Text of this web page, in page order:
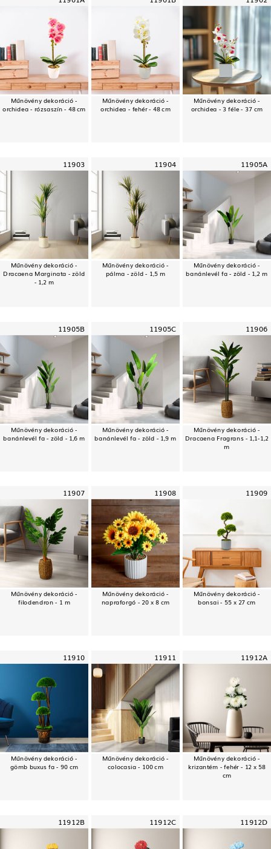
Műnövény dekoráció -
orchidea - rózsaszín - 48 cm
Műnövény dekoráció -
orchidea - fehér - 48 cm
Műnövény dekoráció -
orchidea - 3 féle - 37 cm
11903
Műnövény dekoráció -
Dracaena Marginata - zöld
- 1,2 m
11904
Műnövény dekoráció -
pálma - zöld - 1,5 m
11905A
Műnövény dekoráció -
banánlevél fa - zöld - 1,2 m
11905B
Műnövény dekoráció -
banánlevél fa - zöld - 1,6 m
11905C
Műnövény dekoráció -
banánlevél fa - zöld - 1,9 m
11906
Műnövény dekoráció -
Dracaena Fragrans - 1,1-1,2
m
11907
Műnövény dekoráció -
filodendron - 1 m
11908
Műnövény dekoráció -
napraforgó - 20 x 8 cm
11909
Műnövény dekoráció -
bonsai - 55 x 27 cm
11910
Műnövény dekoráció -
gömb buxus fa - 90 cm
11911
Műnövény dekoráció -
colocasia - 100 cm
11912A
Műnövény dekoráció -
krizantém - fehér - 12 x 58
cm
11912B 11912C 11912D